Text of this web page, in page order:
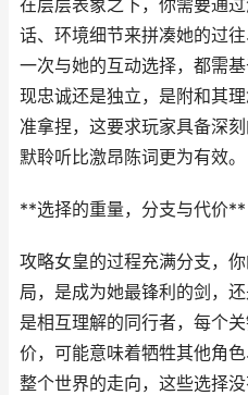
在层层表象之下，你需要通
话、环境细节来拼凑她的过
一次与她的互动选择，都需
现忠诚还是独立，是附和其
准拿捏，这要求玩家具备深
默聆听比激昂陈词更为有效。
**选择的重量，分支与代价**
攻略女皇的过程充满分支，
局，是成为她最锋利的剑，
是相互理解的同行者，每个
价，可能意味着牺牲其他角
整个世界的走向，这些选择